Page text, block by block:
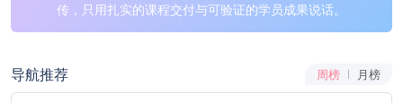
传，只用扎实的课程交付与可验证的学员成果说话。
导航推荐 周榜 月榜